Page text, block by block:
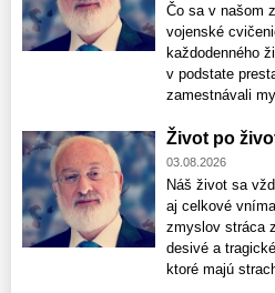
Čo sa v našom
vojenské
každodenného
v podstate
zamestnávali
Život po
03.08.2026
Náš život sa
aj celkové
zmyslov stráca
desivé a
ktoré majú